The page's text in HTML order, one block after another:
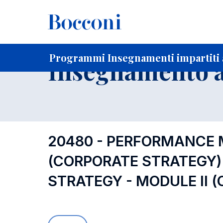
Programmi Insegnamenti impartiti
Home Per studenti iscritti
Insegnamento
20480 - PERFORMANCE
(CORPORATE
STRATEGY - MODULE II